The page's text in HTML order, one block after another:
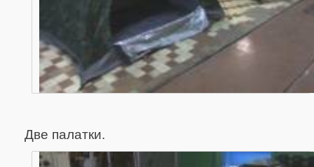
Две палатки.